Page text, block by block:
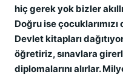
hiç gerek yok bizler
Doğru ise
Devlet kitapları
öğretiriz, sınavlara
diplomalarını alırlar.